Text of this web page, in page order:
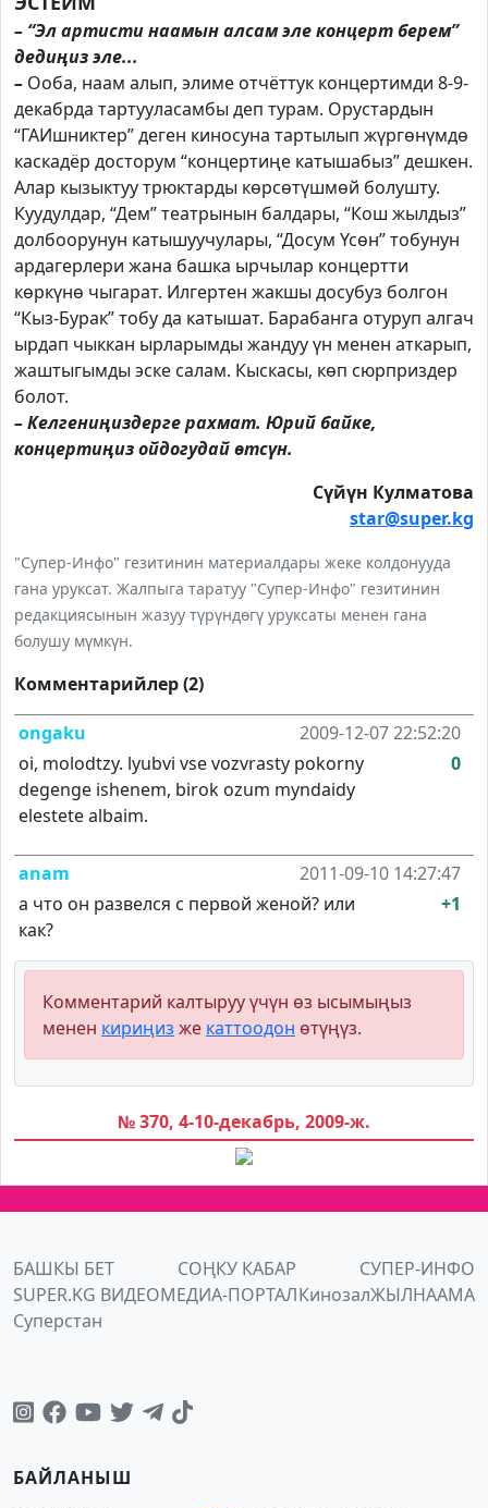
– “Эл артисти наамын алсам эле концерт берем”
дедиңиз эле...
– Ооба, наам алып, элиме отчёттук концертимди 8-9-
декабрда тартууласамбы деп турам. Орустардын
“ГАИшниктер” деген киносуна тартылып жүргөнүмдө
каскадёр досторум “концертиңе катышабыз” дешкен.
Алар кызыктуу трюктарды көрсөтүшмөй болушту.
Куудулдар, “Дем” театрынын балдары, “Кош жылдыз”
долбоорунун катышуучулары, “Досум Үсөн” тобунун
ардагерлери жана башка ырчылар концертти
көркүнө чыгарат. Илгертен жакшы досубуз болгон
“Кыз-Бурак” тобу да катышат. Барабанга отуруп алгач
ырдап чыккан ырларымды жандуу үн менен аткарып,
жаштыгымды эске салам. Кыскасы, көп сюрприздер
болот.
– Келгениңиздерге рахмат. Юрий байке,
концертиңиз ойдогудай өтсүн.
Сүйүн Кулматова
star@super.kg
"Супер-Инфо" гезитинин материалдары жеке колдонууда
гана уруксат. Жалпыга таратуу "Супер-Инфо" гезитинин
редакциясынын жазуу түрүндөгү уруксаты менен гана
болушу мүмкүн.
Комментарийлер (2)
ongaku
2009-12-07 22:52:20
oi, molodtzy. lyubvi vse vozvrasty pokorny
degenge ishenem, birok ozum myndaidy
elestete albaim.
0
anam
2011-09-10 14:27:47
а что он развелся с первой женой? или
как?
+1
Комментарий калтыруу үчүн өз ысымыңыз
менен кириңиз же каттоодон өтүңүз.
№ 370, 4-10-декабрь, 2009-ж.
БАШКЫ БЕТ СОҢКУ КАБАР
СУПЕР-ИНФО
SUPER.KG ВИДЕОМЕДИА-ПОРТАЛКинозалЖЫЛНААМА
Суперстан
БАЙЛАНЫШ